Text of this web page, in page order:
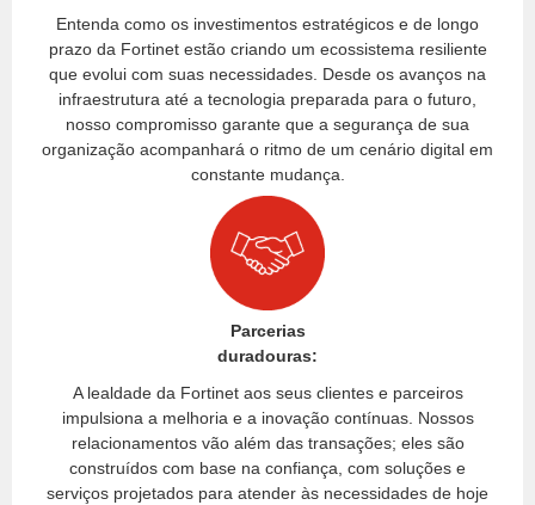
Entenda como os investimentos estratégicos e de longo
prazo da Fortinet estão criando um ecossistema resiliente
que evolui com suas necessidades. Desde os avanços na
infraestrutura até a tecnologia preparada para o futuro,
nosso compromisso garante que a segurança de sua
organização acompanhará o ritmo de um cenário digital em
constante mudança.
Parcerias
duradouras:
A lealdade da Fortinet aos seus clientes e parceiros
impulsiona a melhoria e a inovação contínuas. Nossos
relacionamentos vão além das transações; eles são
construídos com base na confiança, com soluções e
serviços projetados para atender às necessidades de hoje